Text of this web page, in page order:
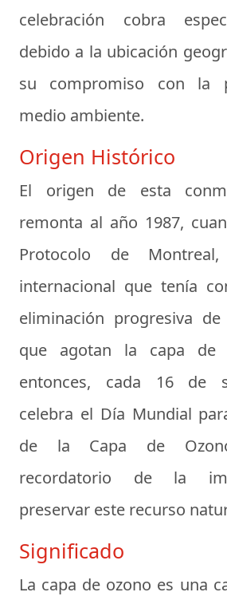
celebración cobra
debido a la ubicación
su compromiso con la
medio ambiente.
Origen Histórico
El origen de esta
remonta al año 1987,
Protocolo de
internacional que tenía
eliminación progresiva
que agotan la capa de
entonces, cada 16 de
celebra el Día Mundial
de la Capa de
recordatorio de la
preservar este recurso
Significado
La capa de ozono es una